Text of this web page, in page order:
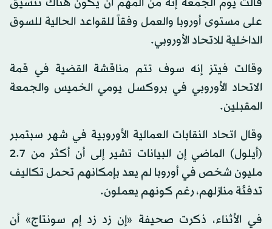
على مستوى أوروبا والعمل وفقاً للقواعد الحالية للسوق
الداخلية للاتحاد الأوروبي.
وقالت فيتز إنه سوف تتم مناقشة القضية في قمة
الاتحاد الأوروبي في بروكسل يومي الخميس والجمعة
المقبلين.
وقال اتحاد النقابات العمالية الأوروبية في شهر سبتمبر
(أيلول) الماضي إن البيانات تشير إلى أن أكثر من 2.7
مليون شخص في أوروبا لم يعد بإمكانهم تحمل تكاليف
تدفئة منازلهم، رغم كونهم يعملون.
في الأثناء، ذكرت صحيفة «إن زد زد إم سونتاج» أن